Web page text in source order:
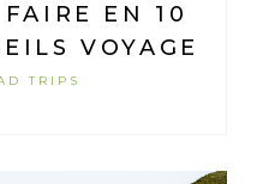
EN 10
VOYAGE
TRIPS